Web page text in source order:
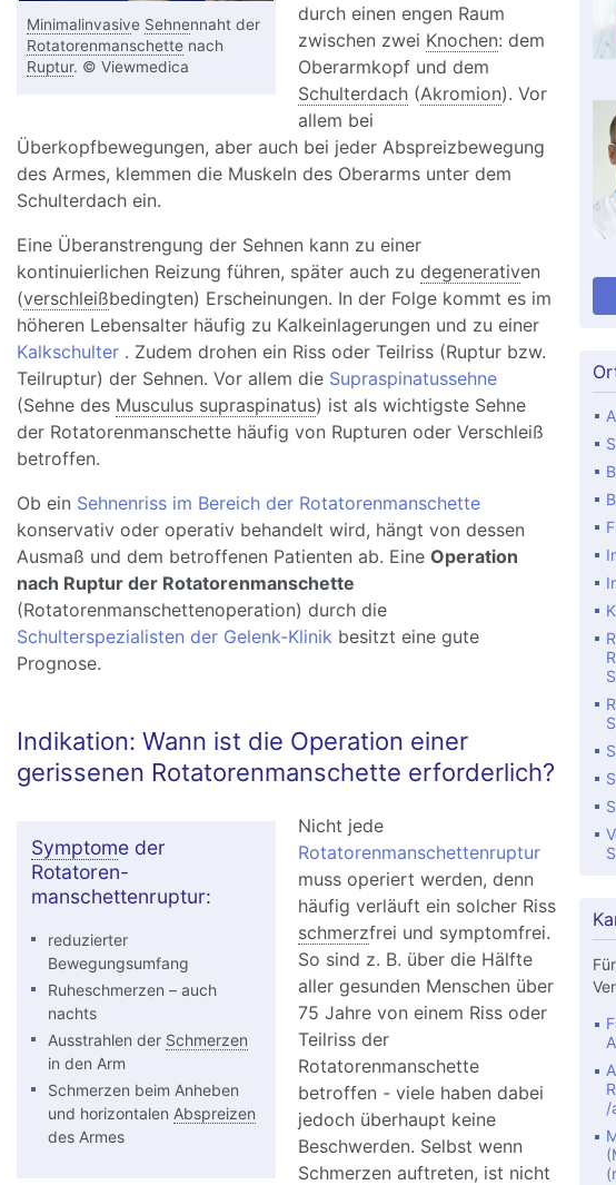
Minimalinvasive Sehnennaht der
Rotatorenmanschettenach
Ruptur. © Viewmedica
durch einen engen Raum
zwischen zwei Knochen: dem
Oberarmkopf und dem
Schulterdach(Akromion). Vor
allem bei
Überkopfbewegungen, aber auch bei jeder Abspreizbewegung
des Armes, klemmen die Muskeln des Oberarms unter dem
Schulterdach ein.
Eine Überanstrengung der Sehnen kann zu einer
kontinuierlichen Reizung führen, später auch zu degenerativen
(verschleißbedingten) Erscheinungen. In der Folge kommt es im
höheren Lebensalter häufig zu Kalkeinlagerungen und zu einer
Kalkschulter. Zudem drohen ein Riss oder Teilriss (Ruptur bzw.
Teilruptur) der Sehnen. Vor allem die Supraspinatussehne
(Sehne des Musculus supraspinatus) ist als wichtigste Sehne
der Rotatorenmanschette häufig von Rupturen oder Verschleiß
betroffen.
Ob ein Sehnenriss im Bereich der Rotatorenmanschette
konservativ oder operativ behandelt wird, hängt von dessen
Ausmaß und dem betroffenen Patienten ab. Eine Operation
nach Ruptur der Rotatorenmanschette
(Rotatorenmanschettenoperation) durch die
Schulterspezialisten der Gelenk-Klinik besitzt eine gute
Prognose.
Indikation: Wann ist die Operation einer
gerissenen Rotatorenmanschette erforderlich?
Symptome der
Rotatoren-
manschettenruptur:
reduzierter
Bewegungsumfang
Ruheschmerzen – auch
nachts
Ausstrahlen der Schmerzen
in den Arm
Schmerzen beim Anheben
und horizontalen Abspreizen
des Armes
Nicht jede
Rotatorenmanschettenruptur
muss operiert werden, denn
häufig verläuft ein solcher Riss
schmerzfrei und symptomfrei.
So sind z. B. über die Hälfte
aller gesunden Menschen über
75 Jahre von einem Riss oder
Teilriss der
Rotatorenmanschette
betroffen - viele haben dabei
jedoch überhaupt keine
Beschwerden. Selbst wenn
Schmerzen auftreten, ist nicht
/